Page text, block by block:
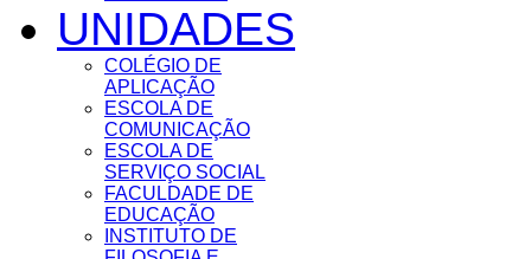
UNIDADES
COLÉGIO DE
APLICAÇÃO
ESCOLA DE
COMUNICAÇÃO
ESCOLA DE
SERVIÇO SOCIAL
FACULDADE DE
EDUCAÇÃO
INSTITUTO DE